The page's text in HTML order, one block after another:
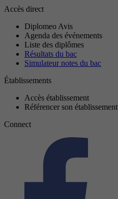
Accès direct
Diplomeo Avis
Agenda des événements
Liste des diplômes
Résultats du bac
Simulateur notes du bac
Établissements
Accès établissement
Référencer son établissement
Connect